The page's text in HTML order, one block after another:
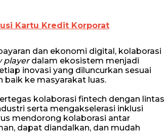
Kartu Kredit Korporat
dan ekonomi digital, kolaborasi
playerdalam ekosistem menjadi
inovasi yang diluncurkan sesuai
baik ke masyarakat luas.
kolaborasi fintech dengan lintas
serta mengakselerasi inklusi
mendorong kolaborasi antar
dapat diandalkan, dan mudah